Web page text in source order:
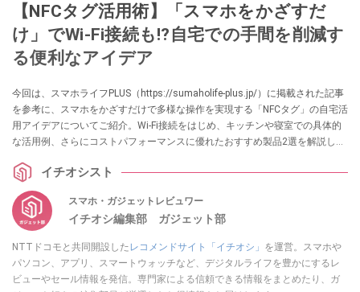
【NFCタグ活用術】「スマホをかざすだ
け」でWi-Fi接続も⁉自宅での手間を削減す
る便利なアイデア
今回は、スマホライフPLUS（https://sumaholife-plus.jp/）に掲載された記事
を参考に、スマホをかざすだけで多様な操作を実現する「NFCタグ」の自宅活
用アイデアについてご紹介。Wi-Fi接続をはじめ、キッチンや寝室での具体的
な活用例、さらにコストパフォーマンスに優れたおすすめ製品2選を解説しま
イチオシスト
スマホ・ガジェットレビュワー
イチオシ編集部 ガジェット部
NTTドコモと共同開設した レコメンドサイト「イチオシ」 を運営。スマホや
パソコン、アプリ、スマートウォッチなど、デジタルライフを豊かにするレ
ビューやセール情報を発信。専門家による信頼できる情報をまとめたり、ガ